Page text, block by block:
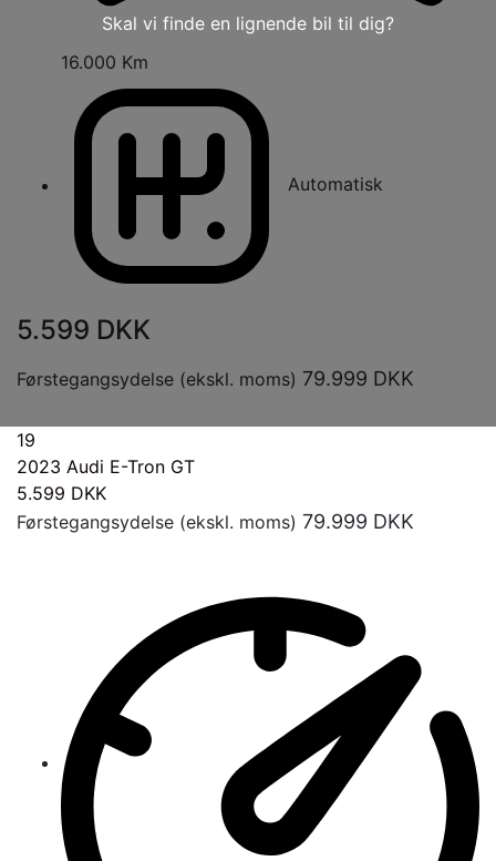
Skal vi finde en lignende bil til dig?
16.000 Km
Automatisk
5.599 DKK
Førstegangsydelse (ekskl. moms) 79.999 DKK
19
2023 Audi E-Tron GT
5.599 DKK
Førstegangsydelse (ekskl. moms) 79.999 DKK